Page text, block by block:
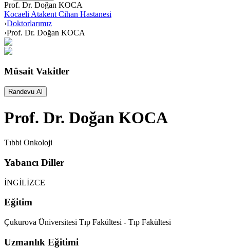
Prof. Dr. Doğan KOCA
Kocaeli Atakent Cihan Hastanesi
›Doktorlarımız
›Prof. Dr. Doğan KOCA
Müsait Vakitler
Randevu Al
Prof. Dr. Doğan KOCA
Tıbbi Onkoloji
Yabancı Diller
İNGİLİZCE
Eğitim
Çukurova Üniversitesi Tıp Fakültesi - Tıp Fakültesi
Uzmanlık Eğitimi